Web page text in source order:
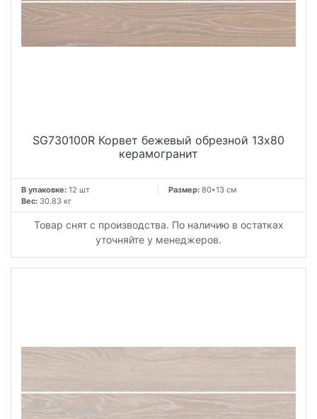
SG730100R Корвет бежевый обрезной 13x80
керамогранит
В упаковке: 12 шт Размер: 80*13 см
Вес: 30.83 кг
Товар снят с производства. По наличию в остатках
уточняйте у менеджеров.